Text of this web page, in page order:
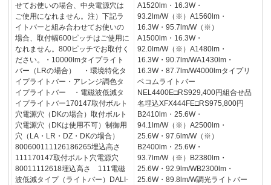
せてお使いの場合、中央電源穴は
ご使用になれません。注）下記ラ
イトバーと組み合わせてお使いの
場合、取付幅600ピッチはご使用に
なれません。800ピッチでお取付く
ださい。・10000lmタイプライト
バー（LRの場合） ・環境特化タ
イプライトバー・アレンジ調色タ
イプライトバー ・電磁波低減タ
イプライトバー170147取付ボルト
穴電源穴（DKの場合）取付ボルト
穴電源穴（DKは使用不可）制御用
穴（LA・LR・DZ・DKの場合）
800600111126186265埋込高さ
111170147取付ボルト穴電源穴
80011112618埋込高さ 111電磁
波低減タイプ（ライトバー）DALI-
A1520lm・16.3W・
93.2lm/W（※）A1560lm・
16.3W・95.7lm/W（※）
A1500lm・16.3W・
92.0lm/W（※）A1480lm・
16.3W・90.7lm/WA1430lm・
16.3W・87.7lm/W4000lmタイプリ
ベコムライトバー
NEL4400E□RS929,400円組合せ品
名埋込XFX444FE□RS975,800円
B2410lm・25.6W・
94.1lm/W（※）A2500lm・
25.6W・97.6lm/W（※）
B2400lm・25.6W・
93.7lm/W（※）B2380lm・
25.6W・92.9lm/WB2300lm・
25.6W・89.8lm/W調光ライトバー